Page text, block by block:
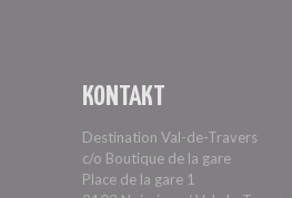
KONTAKT
Destination Val-de-Travers
c/o Boutique de la gare
Place de la gare 1